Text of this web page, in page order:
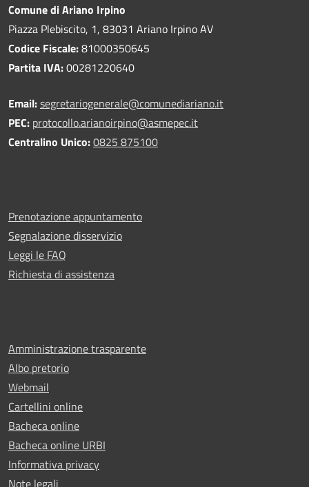
Comune di Ariano Irpino
Piazza Plebiscito, 1, 83031 Ariano Irpino AV
Codice Fiscale:81000350645
Partita IVA:00281220640
Email:segretariogenerale@comunediariano.it
PEC: protocollo.arianoirpino@asmepec.it
Centralino Unico:0825 875100
Prenotazione appuntamento
Segnalazione disservizio
Leggi le FAQ
Richiesta di assistenza
Amministrazione trasparente
Albo pretorio
Webmail
Cartellini online
Bacheca online
Bacheca online URBI
Informativa privacy
Note legali